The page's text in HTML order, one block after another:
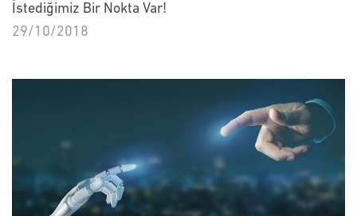
İstediğimiz Bir Nokta Var!
29/10/2018